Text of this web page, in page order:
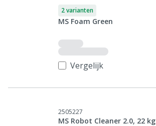
2 varianten
MS Foam Green
Vergelijk
2505227
MS Robot Cleaner 2.0, 22 kg